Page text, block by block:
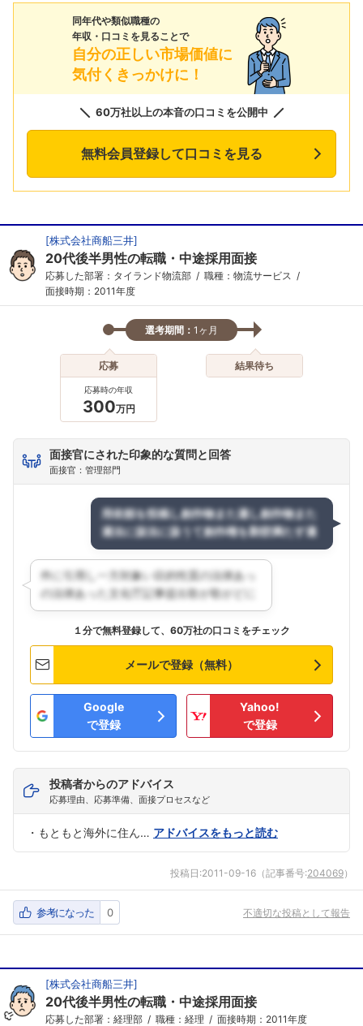
同年代や類似職種の
年収・口コミを見ることで
自分の正しい市場価値に
気付くきっかけに！
60万社以上の本音の口コミを公開中
無料会員登録して口コミを見る
[株式会社商船三井]
20代後半男性の転職・中途採用面接
応募した部署：タイランド物流部
職種：物流サービス
面接時期：2011年度
選考期間： 1ヶ月
応募
応募時の年収
300万円
結果待ち
面接官にされた印象的な質問と回答
面接官：管理部門
１分で無料登録して、60万社の口コミをチェック
メールで登録（無料）
Google
で登録
Yahoo!
で登録
投稿者からのアドバイス
応募理由、応募準備、面接プロセスなど
・もともと海外に住ん… アドバイスをもっと読む
投稿日:2011-09-16 （記事番号:204069）
参考になった 0 不適切な投稿として報告
[株式会社商船三井]
20代後半男性の転職・中途採用面接
応募した部署：経理部 職種：経理 面接時期：2011年度